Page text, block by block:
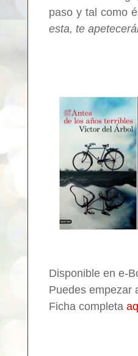
paso y tal como
esta, te
Disponible en e-
Puedes empezar
Ficha completa